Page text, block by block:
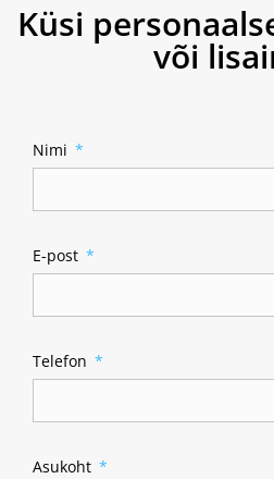
Küsi
või
Nimi
E-post
Telefon
Asukoht